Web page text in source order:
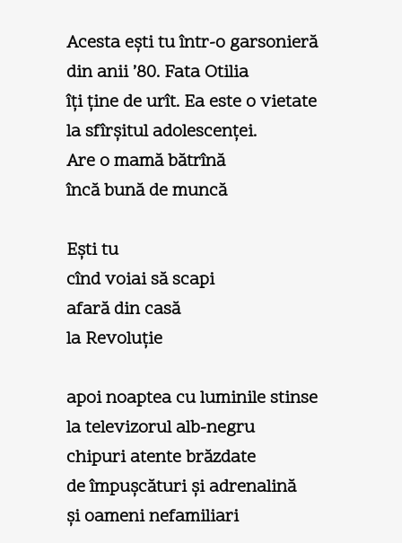
Acesta eşti tu într-o garsonieră
din anii ’80. Fata Otilia
îţi ţine de urît. Ea este o vietate
la sfîrşitul adolescenţei.
Are o mamă bătrînă
încă bună de muncă
Eşti tu
cînd voiai să scapi
afară din casă
la Revoluţie
apoi noaptea cu luminile stinse
la televizorul alb-negru
chipuri atente brăzdate
de împuşcături şi adrenalină
şi oameni nefamiliari